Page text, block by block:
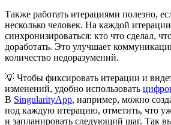
Также работать итерациями полезно,
несколько человек. На каждой
синхронизироваться: кто что сделал,
доработать. Это улучшает
количество недоразумений.
💡 Чтобы фиксировать итерации и
изменений, удобно использовать
В SingularityApp, например, можно
под каждую итерацию, отметить, что
и запланировать следующий шаг. Так